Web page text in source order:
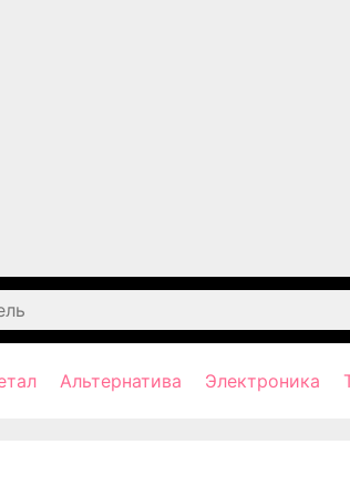
Альтернатива Электроника